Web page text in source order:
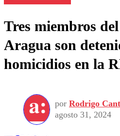
Tres miembros
Aragua son
homicidios en la
por Rodrigo
agosto 31, 2024